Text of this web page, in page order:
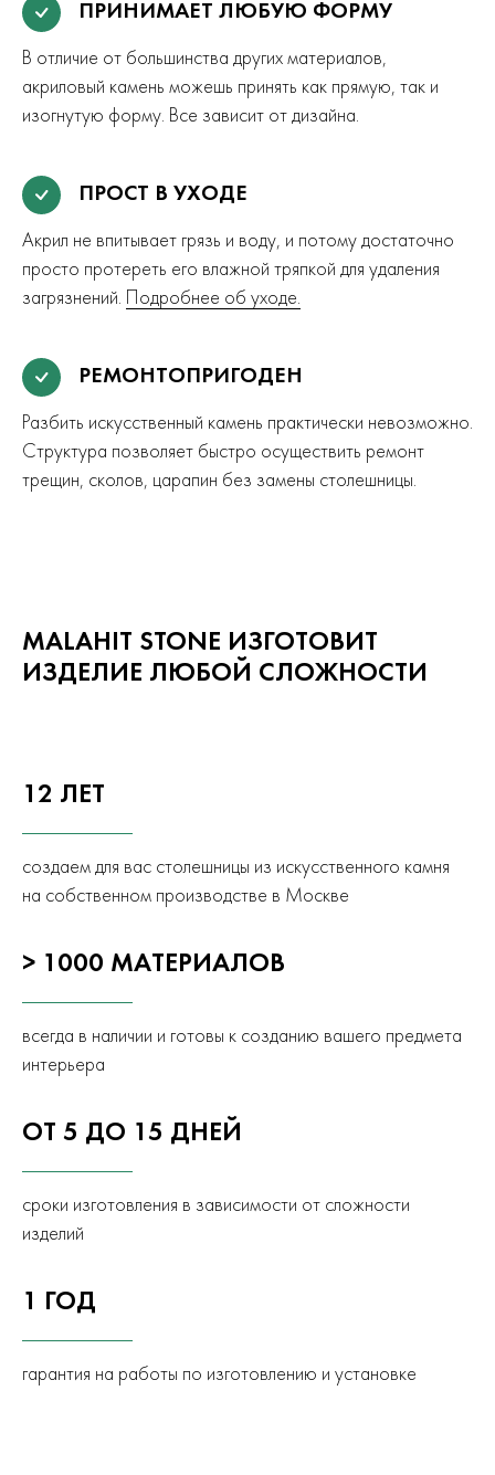
ПРИНИМАЕТ ЛЮБУЮ ФОРМУ
В отличие от большинства других материалов,
акриловый камень можешь принять как прямую, так и
изогнутую форму. Все зависит от дизайна.
ПРОСТ В УХОДЕ
Акрил не впитывает грязь и воду, и потому достаточно
просто протереть его влажной тряпкой для удаления
загрязнений.
Подробнее об уходе.
РЕМОНТОПРИГОДЕН
Разбить искусственный камень практически невозможно.
Структура позволяет быстро осуществить ремонт
трещин, сколов, царапин без замены столешницы.
MALAHIT STONE ИЗГОТОВИТ
ИЗДЕЛИЕ ЛЮБОЙ СЛОЖНОСТИ
12 ЛЕТ
создаем для вас столешницы из искусственного камня
на собственном производстве в Москве
> 1000 МАТЕРИАЛОВ
всегда в наличии и готовы к созданию вашего предмета
интерьера
ОТ 5 ДО 15 ДНЕЙ
сроки изготовления в зависимости от сложности
изделий
1 ГОД
гарантия на работы по изготовлению и установке